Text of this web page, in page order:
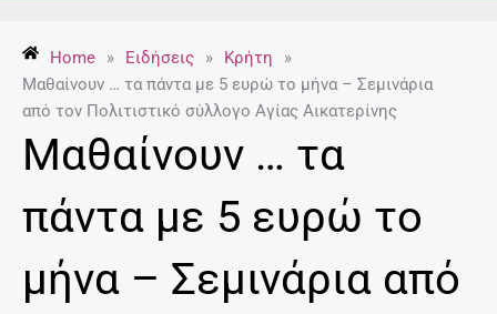
-
f
p
Home » Ειδήσεις » Κρήτη
»
Μαθαίνουν … τα πάντα με 5 ευρώ το μήνα – Σεμινάρια
από τον Πολιτιστικό σύλλογο Αγίας Αικατερίνης
Μαθαίνουν … τα
πάντα με 5 ευρώ το
μήνα – Σεμινάρια από